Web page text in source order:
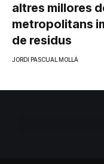
altres millores
metropolitans
de residus
JORDI PASCUAL MOLLÁ